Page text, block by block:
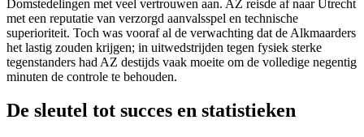
Domstedelingen met veel vertrouwen aan. AZ reisde af naar Utrecht
met een reputatie van verzorgd aanvalsspel en technische
superioriteit. Toch was vooraf al de verwachting dat de Alkmaarders
het lastig zouden krijgen; in uitwedstrijden tegen fysiek sterke
tegenstanders had AZ destijds vaak moeite om de volledige negentig
minuten de controle te behouden.
De sleutel tot succes en statistieken